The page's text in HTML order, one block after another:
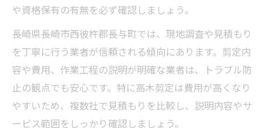
や資格保有の有無を必ず確認しましょう。
長崎県長崎市西彼杵郡長与町では、現地調査や見積もり
を丁寧に行う業者が信頼される傾向にあります。剪定内
容や費用、作業工程の説明が明確な業者は、トラブル防
止の観点でも安心です。特に高木剪定は費用が高くなり
やすいため、複数社で見積もりを比較し、説明内容やサ
ービス範囲をしっかり確認しましょう。